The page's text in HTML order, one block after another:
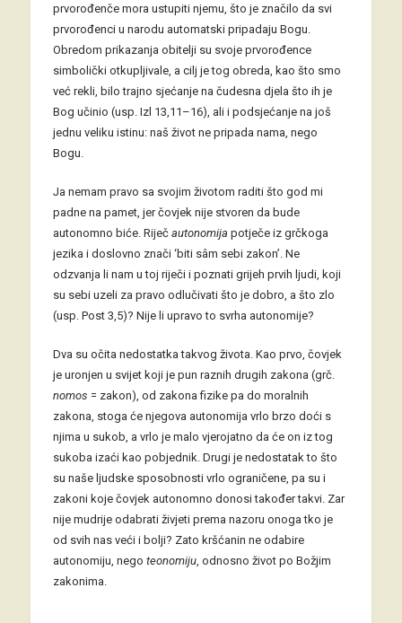
prvorođenče mora ustupiti njemu, što je značilo da svi
prvorođenci u narodu automatski pripadaju Bogu.
Obredom prikazanja obitelji su svoje prvorođence
simbolički otkupljivale, a cilj je tog obreda, kao što smo
već rekli, bilo trajno sjećanje na čudesna djela što ih je
Bog učinio (usp. Izl 13,11–16), ali i podsjećanje na još
jednu veliku istinu: naš život ne pripada nama, nego
Bogu.
Ja nemam pravo sa svojim životom raditi što god mi
padne na pamet, jer čovjek nije stvoren da bude
autonomno biće. Riječ autonomija potječe iz grčkoga
jezika i doslovno znači ‘biti sâm sebi zakon’. Ne
odzvanja li nam u toj riječi i poznati grijeh prvih ljudi, koji
su sebi uzeli za pravo odlučivati što je dobro, a što zlo
(usp. Post 3,5)? Nije li upravo to svrha autonomije?
Dva su očita nedostatka takvog života. Kao prvo, čovjek
je uronjen u svijet koji je pun raznih drugih zakona (grč.
nomos = zakon), od zakona fizike pa do moralnih
zakona, stoga će njegova autonomija vrlo brzo doći s
njima u sukob, a vrlo je malo vjerojatno da će on iz tog
sukoba izaći kao pobjednik. Drugi je nedostatak to što
su naše ljudske sposobnosti vrlo ograničene, pa su i
zakoni koje čovjek autonomno donosi također takvi. Zar
nije mudrije odabrati živjeti prema nazoru onoga tko je
od svih nas veći i bolji? Zato kršćanin ne odabire
autonomiju, nego teonomiju, odnosno život po Božjim
zakonima.